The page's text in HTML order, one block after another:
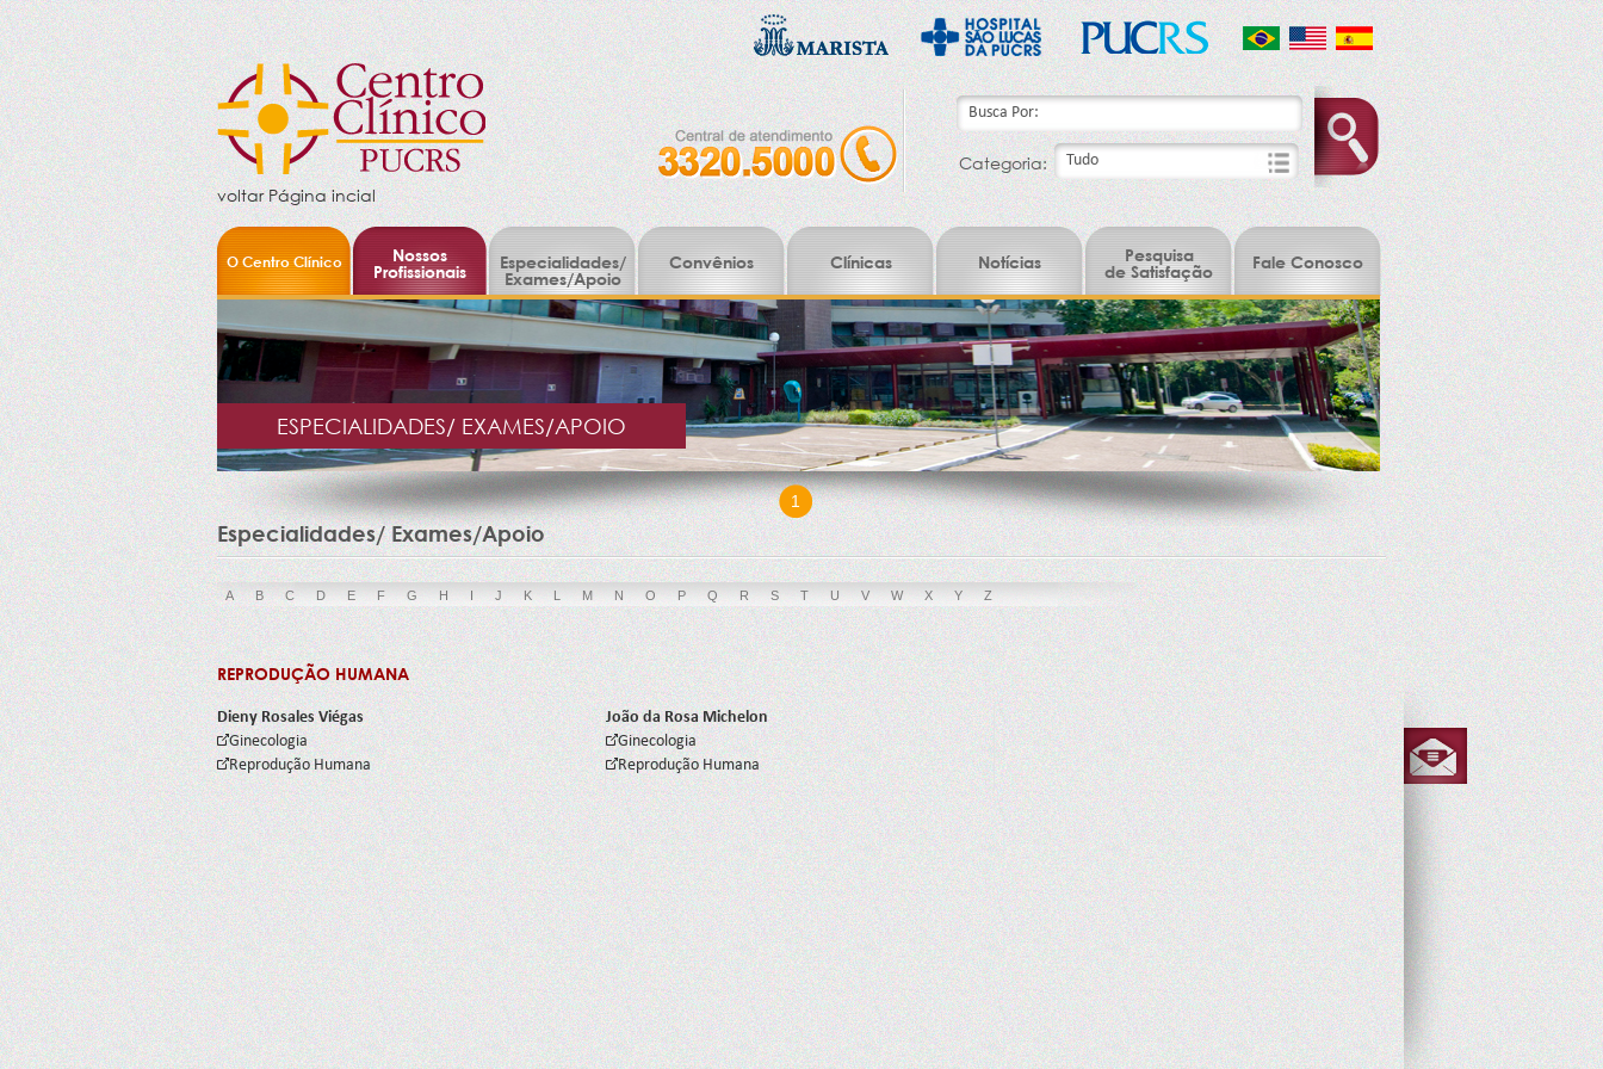
voltar Página incial
Categoria:
O Centro Clínico
Nossos
Profissionais
Especialidades/
Exames/Apoio
Convênios Clínicas Notícias
Pesquisa
de Satisfação
Fale Conosco
ESPECIALIDADES/ EXAMES/APOIO
1
Especialidades/ Exames/Apoio
A B C D E F G H I J K L M N O P Q R S T U V W X Y Z
REPRODUÇÃO HUMANA
Dieny Rosales Viégas
Ginecologia
Reprodução Humana
João da Rosa Michelon
Ginecologia
Reprodução Humana